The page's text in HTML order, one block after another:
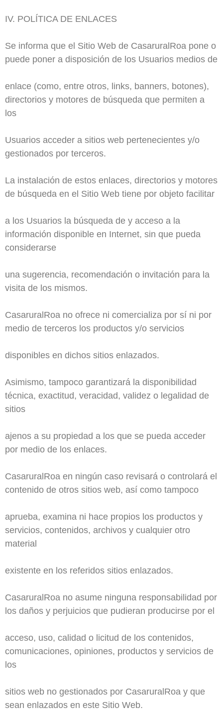
IV. POLÍTICA DE ENLACES
Se informa que el Sitio Web de CasaruralRoa pone o
puede poner a disposición de los Usuarios medios de
enlace (como, entre otros, links, banners, botones),
directorios y motores de búsqueda que permiten a
los
Usuarios acceder a sitios web pertenecientes y/o
gestionados por terceros.
La instalación de estos enlaces, directorios y motores
de búsqueda en el Sitio Web tiene por objeto facilitar
a los Usuarios la búsqueda de y acceso a la
información disponible en Internet, sin que pueda
considerarse
una sugerencia, recomendación o invitación para la
visita de los mismos.
CasaruralRoa no ofrece ni comercializa por sí ni por
medio de terceros los productos y/o servicios
disponibles en dichos sitios enlazados.
Asimismo, tampoco garantizará la disponibilidad
técnica, exactitud, veracidad, validez o legalidad de
sitios
ajenos a su propiedad a los que se pueda acceder
por medio de los enlaces.
CasaruralRoa en ningún caso revisará o controlará el
contenido de otros sitios web, así como tampoco
aprueba, examina ni hace propios los productos y
servicios, contenidos, archivos y cualquier otro
material
existente en los referidos sitios enlazados.
CasaruralRoa no asume ninguna responsabilidad por
los daños y perjuicios que pudieran producirse por el
acceso, uso, calidad o licitud de los contenidos,
comunicaciones, opiniones, productos y servicios de
los
sitios web no gestionados por CasaruralRoa y que
sean enlazados en este Sitio Web.